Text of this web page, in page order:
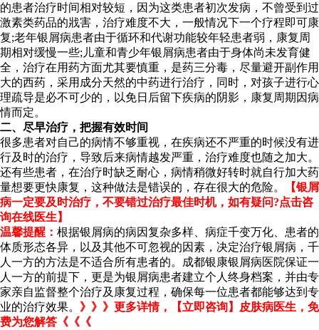
的患者治疗时间相对较短，因为这类患者初次发病，不曾受到过
激素类药品的戕害，治疗难度不大，一般情况下一个疗程即可康
复;老年银屑病患者由于循环和代谢功能较年轻患者弱，康复周
期相对缓慢一些;儿童和青少年银屑病患者由于身体尚未发育健
全，治疗在用药方面尤其要慎重，是药三分毒，尽量避开副作用
大的西药，采用成分天然的中药进行治疗，同时，对孩子进行心
理疏导是必不可少的，以免日后留下疾病的阴影，康复周期因病
情而定。
二、尽早治疗，把握有效时间
很多患者对自己的病情不够重视，在疾病还不严重的时候没有进
行及时的治疗，导致后来病情越发严重，治疗难度也随之加大。
还有些患者，在治疗时缺乏耐心，病情稍微好转时就自行加大药
量想要更快康复，这种做法是错误的，存在很大的危险。
【银屑
病一定要及时治疗，不要错过治疗最佳时机，如有疑问?点击咨
询在线医生】
温馨提醒： 根据银屑病的病因复杂多样、病症千变万化、患者的
体质形态各异，以及其他不可忽视的因素，决定治疗银屑病，千
人一方的方法是不适合所有患者的。成都银康银屑病医院保证一
人一方的前提下，更是为银屑病患者建立个人终身档案，并由专
家亲自监督整个治疗及康复过程，确保每一位患者都能够达到专
业的治疗效果。 》》》更多详情，【立即咨询】皮肤病医生，免
费为您解答《《《